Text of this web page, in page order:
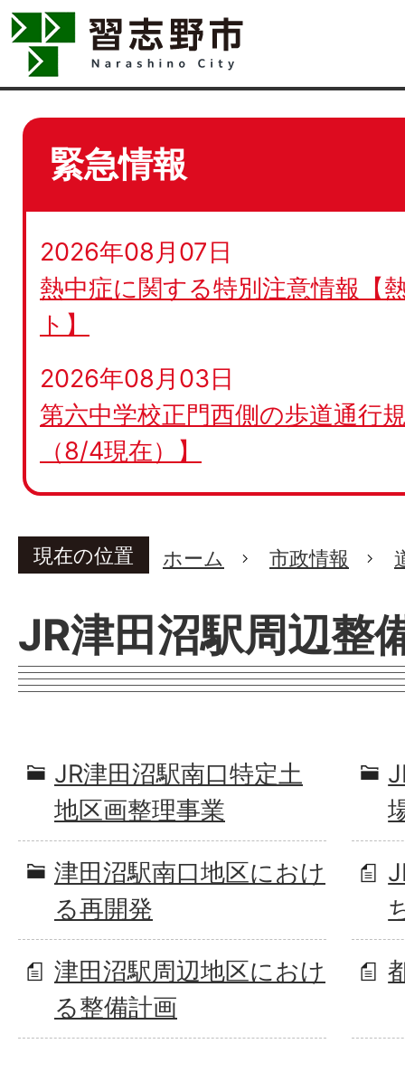
緊急情報
2026年08月07日
熱中症に関する特別注意情報【
ト】
2026年08月03日
第六中学校正門西側の歩道通行
（8/4現在）】
現在の位置 ホーム 市政情報
JR津田沼駅周辺整
JR津田沼駅南口特定土
地区画整理事業
津田沼駅南口地区におけ
る再開発
津田沼駅周辺地区におけ
る整備計画